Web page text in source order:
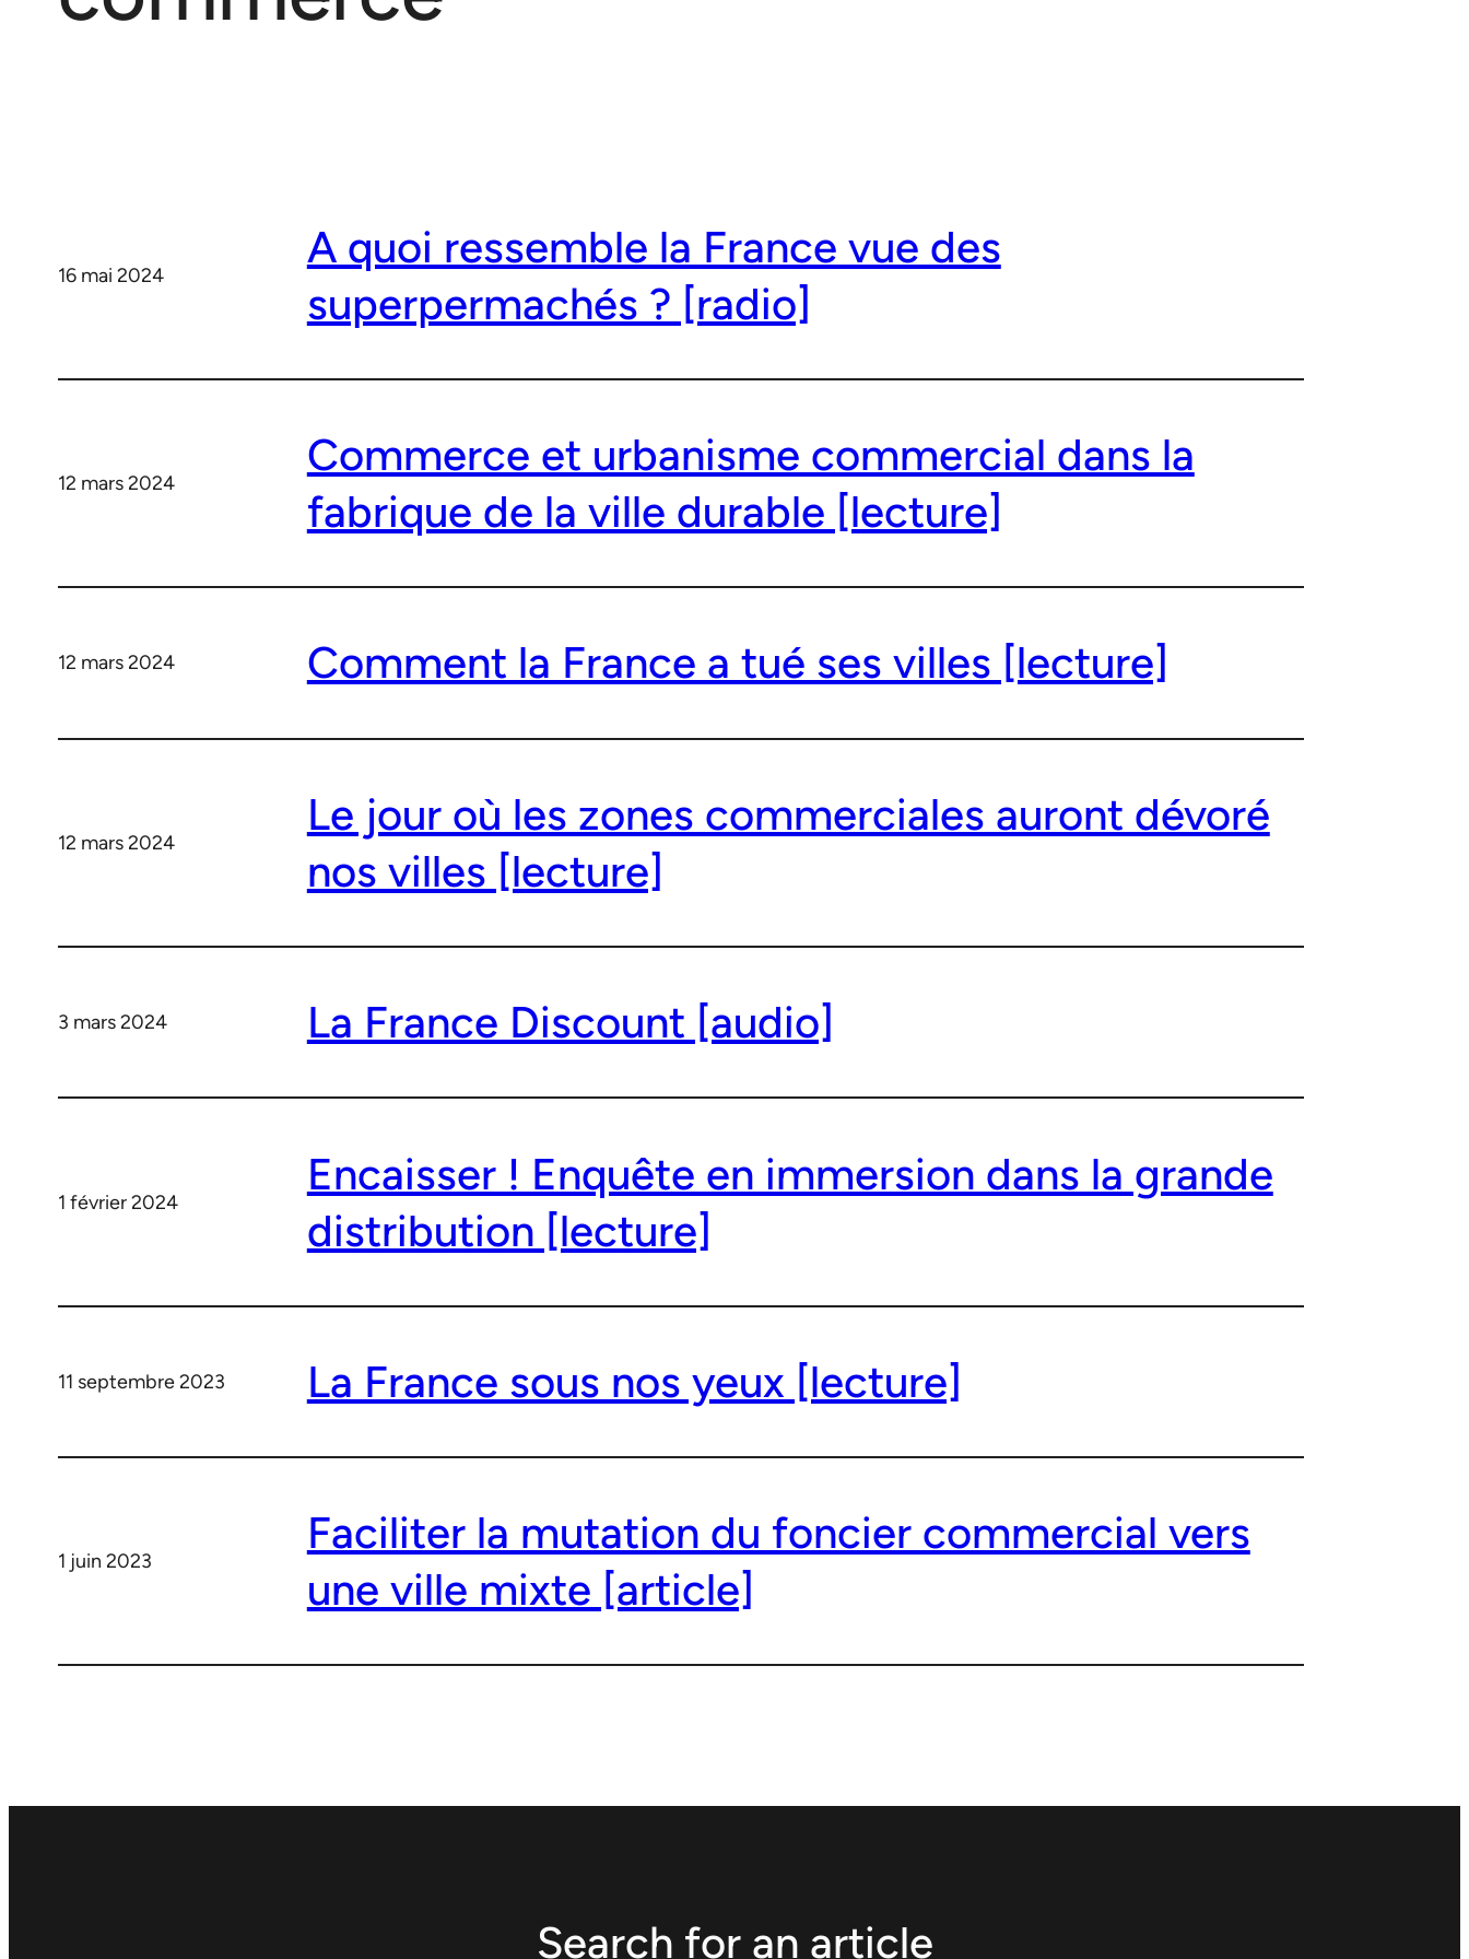
16 mai 2024
A quoi ressemble la France vue des
superpermachés ? [radio]
12 mars 2024
Commerce et urbanisme commercial dans la
fabrique de la ville durable [lecture]
12 mars 2024 Comment la France a tué ses villes [lecture]
12 mars 2024
Le jour où les zones commerciales auront dévoré
nos villes [lecture]
3 mars 2024 La France Discount [audio]
1 février 2024
Encaisser ! Enquête en immersion dans la grande
distribution [lecture]
11 septembre 2023 La France sous nos yeux [lecture]
1 juin 2023
Faciliter la mutation du foncier commercial vers
une ville mixte [article]
Search for an article